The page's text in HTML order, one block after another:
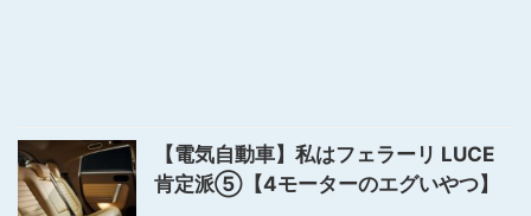
【電気自動車】私はフェラーリ LUCE
肯定派⑤【4モーターのエグいやつ】